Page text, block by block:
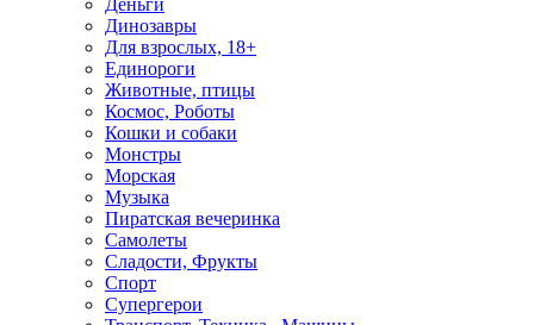
Деньги
Динозавры
Для взрослых, 18+
Единороги
Животные, птицы
Космос, Роботы
Кошки и собаки
Монстры
Морская
Музыка
Пиратская вечеринка
Самолеты
Сладости, Фрукты
Спорт
Супергерои